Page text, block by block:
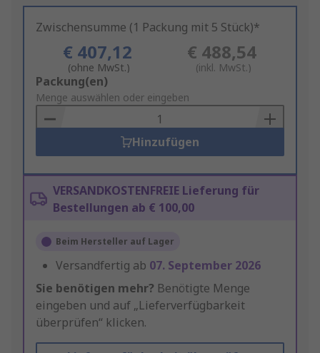
Zwischensumme (1 Packung mit 5 Stück)*
€ 407,12
(ohne MwSt.)
€ 488,54
(inkl. MwSt.)
Add
to
Basket
Packung(en)
Menge auswählen oder eingeben
Hinzufügen
VERSANDKOSTENFREIE Lieferung für
Bestellungen ab € 100,00
Beim Hersteller auf Lager
Versandfertig ab 07. September 2026
Sie benötigen mehr? Benötigte Menge
eingeben und auf „Lieferverfügbarkeit
überprüfen“ klicken.